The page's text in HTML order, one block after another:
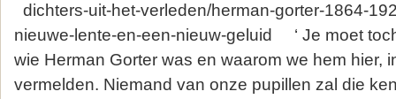
dichters-uit-het-verleden/herman-gorter-1864-
nieuwe-lente-en-een-nieuw-geluid ‘ Je moet
wie Herman Gorter was en waarom we hem hier,
vermelden. Niemand van onze pupillen zal die